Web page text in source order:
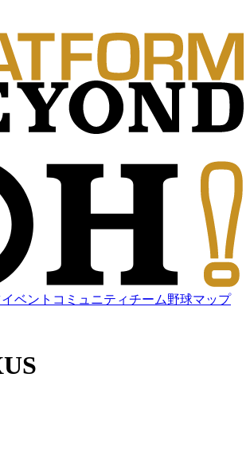
イベント コミュニティチーム野球マップ